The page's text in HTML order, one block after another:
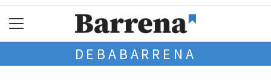
DEBABARRENA